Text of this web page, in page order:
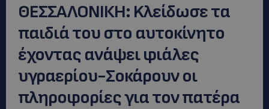
ΘΕΣΣΑΛΟΝΙΚΗ: Kλείδωσε τα
παιδιά του στο αυτοκίνητο
έχοντας ανάψει φιάλες
υγραερίου-Σοκάρουν οι
πληροφορίες για τον πατέρα